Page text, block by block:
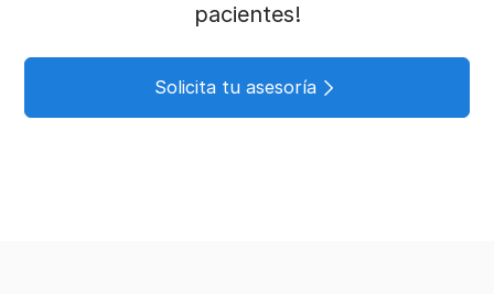
pacientes!
Solicita tu asesoría